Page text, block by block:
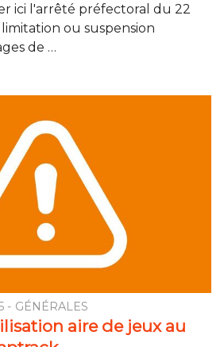
ici l'arrêté préfectoral du 22
ou suspension
de …
- GÉNÉRALES
aire de jeux au